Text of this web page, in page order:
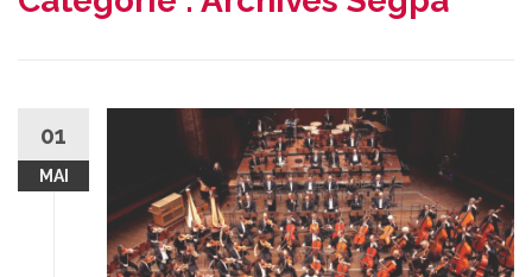
01
MAI